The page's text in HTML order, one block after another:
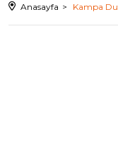
Anasayfa Kampa